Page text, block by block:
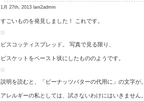
1月 27th, 2013 lani2admin
すごいものを発見しました！ これです。
ビスコッティスプレッド。 写真で見る限り、
ビスケットをペースト状にしたもののようです。
説明を読むと、「ピーナッツバターの代用に」の文字が。
アレルギーの私としては、試さないわけにはいきません。